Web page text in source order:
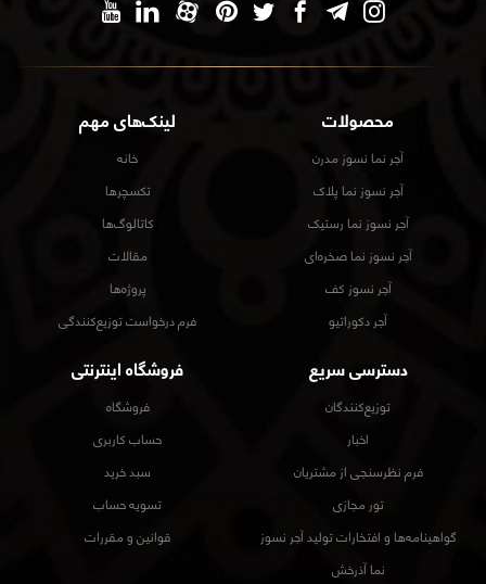
محصولات
آجر نما نسوز مدرن
آجر نسوز نما پلاک
آجر نسوز نما رستیک
آجر نسوز نما صخره‌ای
آجر نسوز کف
آجر دکوراتیو
لینک‌های مهم
خانه
تکسچرها
کاتالوگ‌ها
مقالات
پروژه‌ها
فرم درخواست توزیع‌کنندگی
دسترسی سریع
توزیع‌کنندگان
اخبار
فرم نظرسنجی از مشتریان
تور مجازی
گواهینامه‌ها و افتخارات تولید آجر نسوز
نما آذرخش
فروشگاه اینترنتی
فروشگاه
حساب کاربری
سبد خرید
تسویه حساب
قوانین و مقررات